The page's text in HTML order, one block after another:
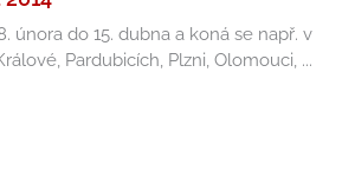
února do 15. dubna a koná se např. v
Pardubicích, Plzni, Olomouci, ...